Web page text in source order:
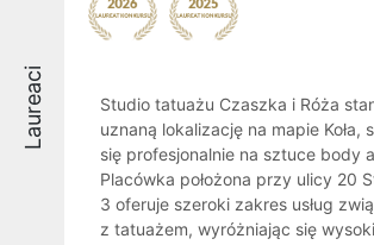
Laureaci
Studio tatuażu Czaszka i Róża
uznaną lokalizację na mapie Koła,
się profesjonalnie na sztuce body
Placówka położona przy ulicy 20
3 oferuje szeroki zakres usług
z tatuażem, wyróżniając się